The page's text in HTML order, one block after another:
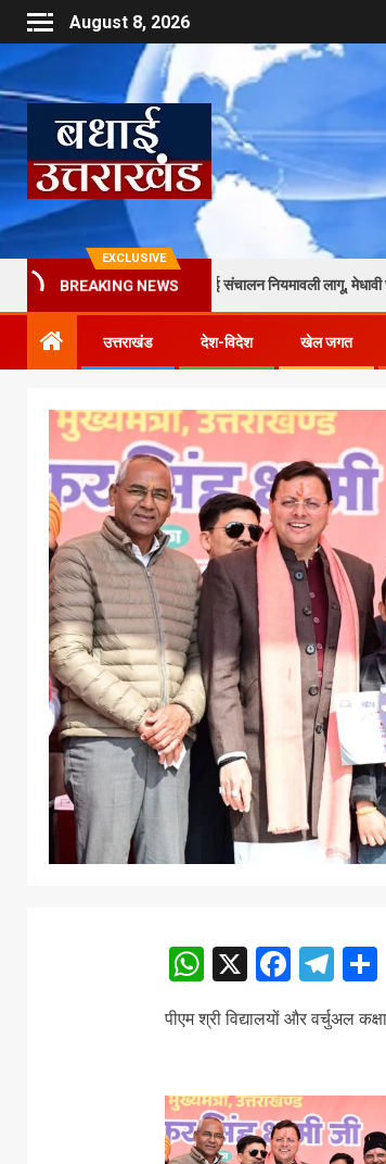
August 8, 2026
EXCLUSIVE
BREAKING NEWS
छात्रावासों के लिए नई संचालन नियमावली लागू, मेधावी छात्र-छात्राओं
उत्तराखंड देश-विदेश खेल जगत
WhatsApp
X
पीएम श्री विद्यालयों और वर्चुअल